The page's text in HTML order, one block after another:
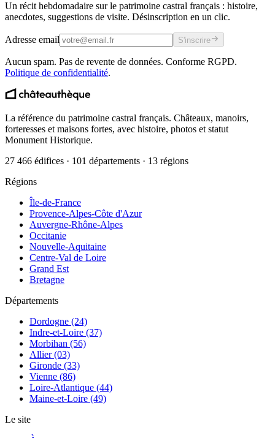
Un récit hebdomadaire sur le patrimoine castral français : histoire,
anecdotes, suggestions de visite. Désinscription en un clic.
Adresse email S'inscrire
Aucun spam. Pas de revente de données. Conforme RGPD.
Politique de confidentialité.
La référence du patrimoine castral français. Châteaux, manoirs,
forteresses et maisons fortes, avec histoire, photos et statut
Monument Historique.
27 466 édifices · 101 départements · 13 régions
Régions
Île-de-France
Provence-Alpes-Côte d'Azur
Auvergne-Rhône-Alpes
Occitanie
Nouvelle-Aquitaine
Centre-Val de Loire
Grand Est
Bretagne
Départements
Dordogne (24)
Indre-et-Loire (37)
Morbihan (56)
Allier (03)
Gironde (33)
Vienne (86)
Loire-Atlantique (44)
Maine-et-Loire (49)
Le site